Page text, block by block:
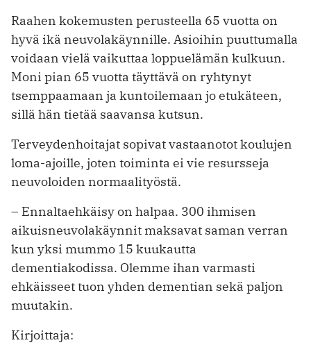
Raahen kokemusten perusteella 65 vuotta on
hyvä ikä neuvolakäynnille. Asioihin puuttumalla
voidaan vielä vaikuttaa loppuelämän kulkuun.
Moni pian 65 vuotta täyttävä on ryhtynyt
tsemppaamaan ja kuntoilemaan jo etukäteen,
sillä hän tietää saavansa kutsun.
Terveydenhoitajat sopivat vastaanotot koulujen
loma-ajoille, joten toiminta ei vie resursseja
neuvoloiden normaalityöstä.
– Ennaltaehkäisy on halpaa. 300 ihmisen
aikuisneuvolakäynnit maksavat saman verran
kun yksi mummo 15 kuukautta
dementiakodissa. Olemme ihan varmasti
ehkäisseet tuon yhden demen­tian sekä paljon
muutakin.
Kirjoittaja: